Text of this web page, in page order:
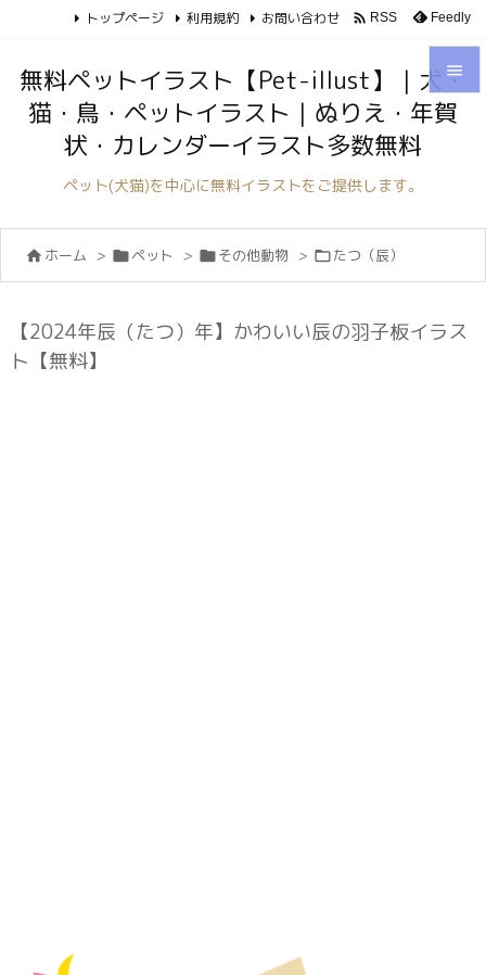



トップページ 利用規約 お問い合わせ  RSS Feedly
無料ペットイラスト【Pet-illust】｜犬・
猫・鳥・ペットイラスト｜ぬりえ・年賀
状・カレンダーイラスト多数無料
ペット(犬猫)を中心に無料イラストをご提供します。
 ホーム > ペット > その他動物 > たつ（辰）
【2024年辰（たつ）年】かわいい辰の羽子板イラス
ト【無料】